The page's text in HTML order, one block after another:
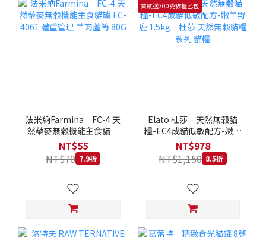
法米納Farmina｜FC-4 天
然藜麥無穀機能主食貓罐
FC-4061 體重管理 羊肉蘆
筍 80G
NT$55
NT$70 7.9折
買就送300克貓糧乙包
Elato 杜莎｜天然無榖貓
糧-EC4成貓低敏配方-嫩羊
野鹿 1.5kg｜杜莎 天然無
榖貓糧系列 貓糧
NT$978
NT$1,150 8.5折